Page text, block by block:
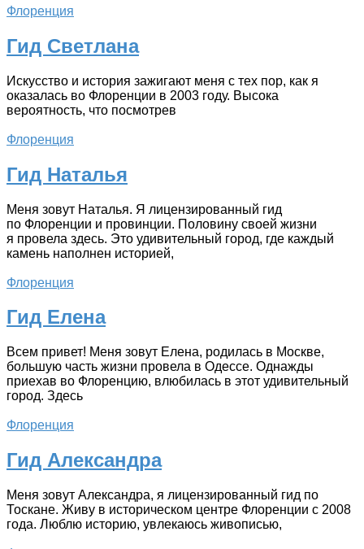
Флоренция
Гид Светлана
Искусство и история зажигают меня с тех пор, как я
оказалась во Флоренции в 2003 году. Высока
вероятность, что посмотрев
Флоренция
Гид Наталья
Меня зовут Наталья. Я лицензированный гид
по Флоренции и провинции. Половину своей жизни
я провела здесь. Это удивительный город, где каждый
камень наполнен историей,
Флоренция
Гид Елена
Всем привет! Меня зовут Елена, родилась в Москве,
большую часть жизни провела в Одессе. Однажды
приехав во Флоренцию, влюбилась в этот удивительный
город. Здесь
Флоренция
Гид Александра
Меня зовут Александра, я лицензированный гид по
Тоскане. Живу в историческом центре Флоренции с 2008
года. Люблю историю, увлекаюсь живописью,